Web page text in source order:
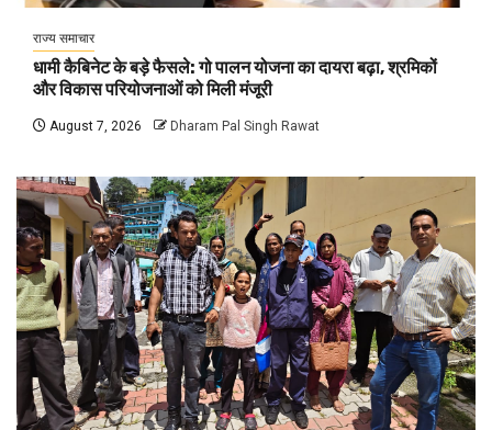
राज्य समाचार
धामी कैबिनेट के बड़े फैसले: गो पालन योजना का दायरा बढ़ा, श्रमिकों
और विकास परियोजनाओं को मिली मंजूरी
August 7, 2026 Dharam Pal Singh Rawat